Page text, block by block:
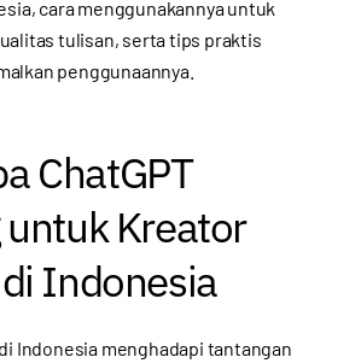
cara menggunakannya untuk
tulisan, serta tips praktis
penggunaannya.
ChatGPT
untuk Kreator
Indonesia
Indonesia menghadapi tantangan